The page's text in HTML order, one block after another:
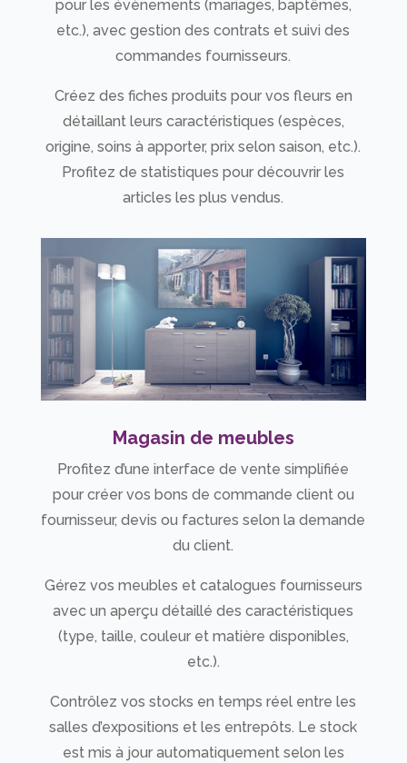
pour les évènements (mariages, baptêmes,
etc.), avec gestion des contrats et suivi des
commandes fournisseurs.
Créez des fiches produits pour vos fleurs en
détaillant leurs caractéristiques (espèces,
origine, soins à apporter, prix selon saison, etc.).
Profitez de statistiques pour découvrir les
articles les plus vendus.
Magasin de meubles
Profitez d’une interface de vente simplifiée
pour créer vos bons de commande client ou
fournisseur, devis ou factures selon la demande
du client.
Gérez vos meubles et catalogues fournisseurs
avec un aperçu détaillé des caractéristiques
(type, taille, couleur et matière disponibles,
etc.).
Contrôlez vos stocks en temps réel entre les
salles d’expositions et les entrepôts. Le stock
est mis à jour automatiquement selon les